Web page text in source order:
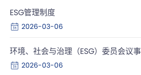
ESG管理制度
2026-03-06
环境、社会与治理（ESG）委员会议事
2026-03-06